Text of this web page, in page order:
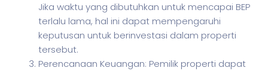
Jika waktu yang dibutuhkan untuk mencapai BEP
terlalu lama, hal ini dapat mempengaruhi
keputusan untuk berinvestasi dalam properti
tersebut.
Perencanaan Keuangan: Pemilik properti dapat